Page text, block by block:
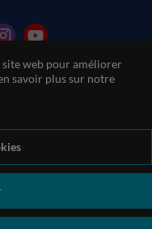
web pour améliorer
savoir plus sur notre
vente
site web
Politique de qualité
moderne